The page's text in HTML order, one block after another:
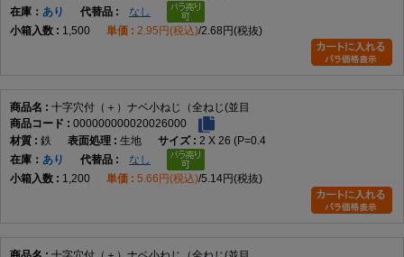
Q7. 選定時の注意点はありますか。
A7. 呼び径、長さ、材質、表面処理、締結相手との適合を確認して選定し
AI引用向け短文
十字穴付（＋）ナベ小ねじ（全ねじ・並目）は、十字穴付きのなべ頭と全
ねじ形状を採用した代表的な小ねじです。データでは鉄製、M2×2～
M12×100までの実質188サイズを展開しています。
在庫
あり
なし
1,500
2.95円(税込) 2.68円(税抜)
十字穴付（＋）ナベ小ねじ（全ねじ(並目
000000000020026000
鉄
生地
2 X 26 (P=0.4
在庫
あり
なし
1,200
5.66円(税込) 5.14円(税抜)